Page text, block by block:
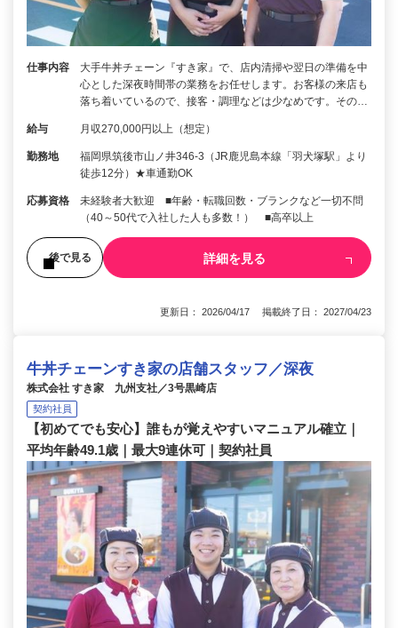
仕事内容
大手牛丼チェーン『すき家』で、店内清掃や翌日の準備を中
心とした深夜時間帯の業務をお任せします。お客様の来店も
落ち着いているので、接客・調理などは少なめです。その…
給与 月収270,000円以上（想定）
勤務地
福岡県筑後市山ノ井346-3（JR鹿児島本線「羽犬塚駅」より
徒歩12分）★車通勤OK
応募資格
未経験者大歓迎 ■年齢・転職回数・ブランクなど一切不問
（40～50代で入社した人も多数！） ■高卒以上
後で見る 詳細を見る
更新日： 2026/04/17 掲載終了日： 2027/04/23
牛丼チェーンすき家の店舗スタッフ／深夜
株式会社 すき家 九州支社／3号黒崎店
契約社員
【初めてでも安心】誰もが覚えやすいマニュアル確立｜
平均年齢49.1歳｜最大9連休可｜契約社員